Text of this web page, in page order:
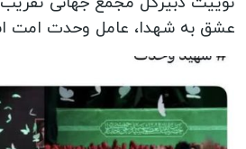
عشق به شهدا، عامل وحدت امت